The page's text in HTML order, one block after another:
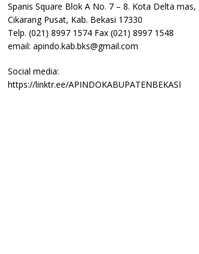
Spanis Square Blok A No. 7 – 8. Kota Delta mas,
Cikarang Pusat, Kab. Bekasi 17330
Telp. (021) 8997 1574 Fax (021) 8997 1548
email: apindo.kab.bks@gmail.com
Social media:
https://linktr.ee/APINDOKABUPATENBEKASI